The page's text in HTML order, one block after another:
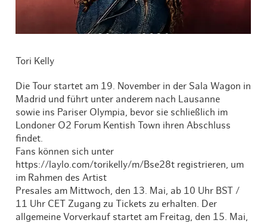
Tori Kelly
Die Tour startet am 19. November in der Sala Wagon in
Madrid und führt unter anderem nach Lausanne
sowie ins Pariser Olympia, bevor sie schließlich im
Londoner O2 Forum Kentish Town ihren Abschluss
findet.
Fans können sich unter
https://laylo.com/torikelly/m/Bse28t registrieren, um
im Rahmen des Artist
Presales am Mittwoch, den 13. Mai, ab 10 Uhr BST /
11 Uhr CET Zugang zu Tickets zu erhalten. Der
allgemeine Vorverkauf startet am Freitag, den 15. Mai,